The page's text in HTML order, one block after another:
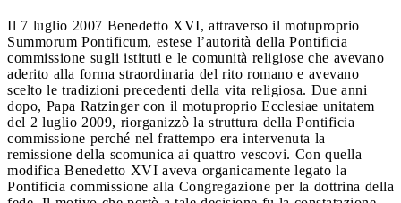
Il 7 luglio 2007 Benedetto XVI, attraverso il motuproprio
Summorum Pontificum, estese l’autorità della Pontificia
commissione sugli istituti e le comunità religiose che avevano
aderito alla forma straordinaria del rito romano e avevano
scelto le tradizioni precedenti della vita religiosa. Due anni
dopo, Papa Ratzinger con il motuproprio Ecclesiae unitatem
del 2 luglio 2009, riorganizzò la struttura della Pontificia
commissione perché nel frattempo era intervenuta la
remissione della scomunica ai quattro vescovi. Con quella
modifica Benedetto XVI aveva organicamente legato la
Pontificia commissione alla Congregazione per la dottrina della